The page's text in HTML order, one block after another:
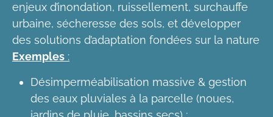
enjeux d’inondation, ruissellement, surchauffe
urbaine, sécheresse des sols, et développer
des solutions d’adaptation fondées sur la nature
Exemples :
Désimperméabilisation massive & gestion
des eaux pluviales à la parcelle (noues,